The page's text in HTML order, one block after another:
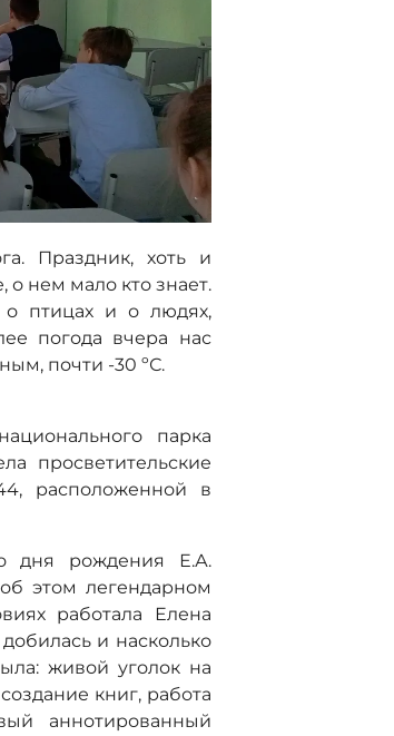
Праздник, хоть и
нем мало кто знает.
о птицах и о людях,
погода вчера нас
почти -30 ºС.
парка
просветительские
расположенной в
дня рождения Е.А.
этом легендарном
работала Елена
и насколько
живой уголок на
книг, работа
аннотированный